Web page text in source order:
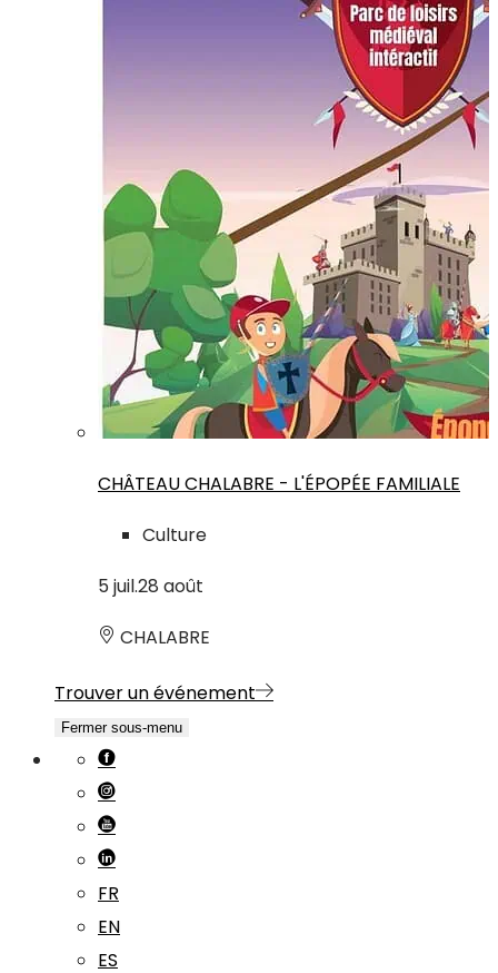
CHÂTEAU CHALABRE - L'ÉPOPÉE FAMILIALE
Culture
5 juil.28 août
CHALABRE
Trouver un événement
Fermer sous-menu
FR
EN
ES